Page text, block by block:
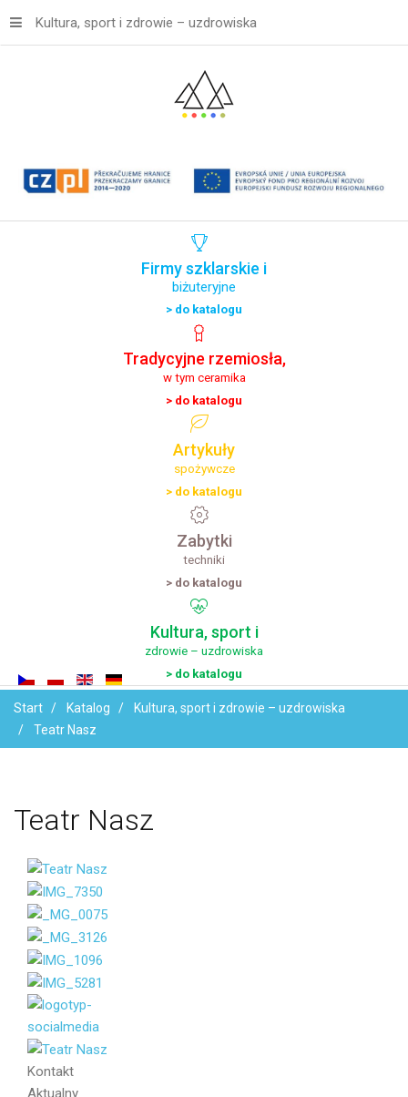
Kultura, sport i zdrowie – uzdrowiska
Firmyszklarskie i
biżuteryjne
> do katalogu
Tradycyjne rzemiosła,
w tym ceramika
> do katalogu
Artykuły
spożywcze
> do katalogu
Zabytki
techniki
> do katalogu
Kultura, sport i
zdrowie – uzdrowiska
> do katalogu
Start Katalog
Kultura, sport i zdrowie – uzdrowiska
Teatr Nasz
Teatr Nasz
Kontakt
Aktualny
Imię i
Nazwisko